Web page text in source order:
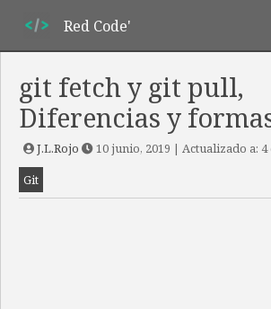
Red Code'
git fetch y git pull,
Diferencias y
J.L.Rojo 10 junio, 2019 | Actualizado a: 4
Git